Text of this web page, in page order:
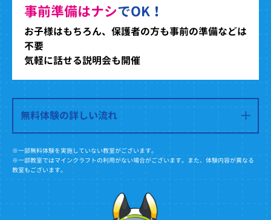
事前準備はナシでOK！
お子様はもちろん、保護者の方も事前の準備などは
不要
気軽に話せる説明会も開催
無料体験の詳しい流れ
※一部無料体験を実施していない教室がございます。
※一部教室ではマインクラフトの利用がない場合がございます。また、体験内容が異なる
教室もございます。